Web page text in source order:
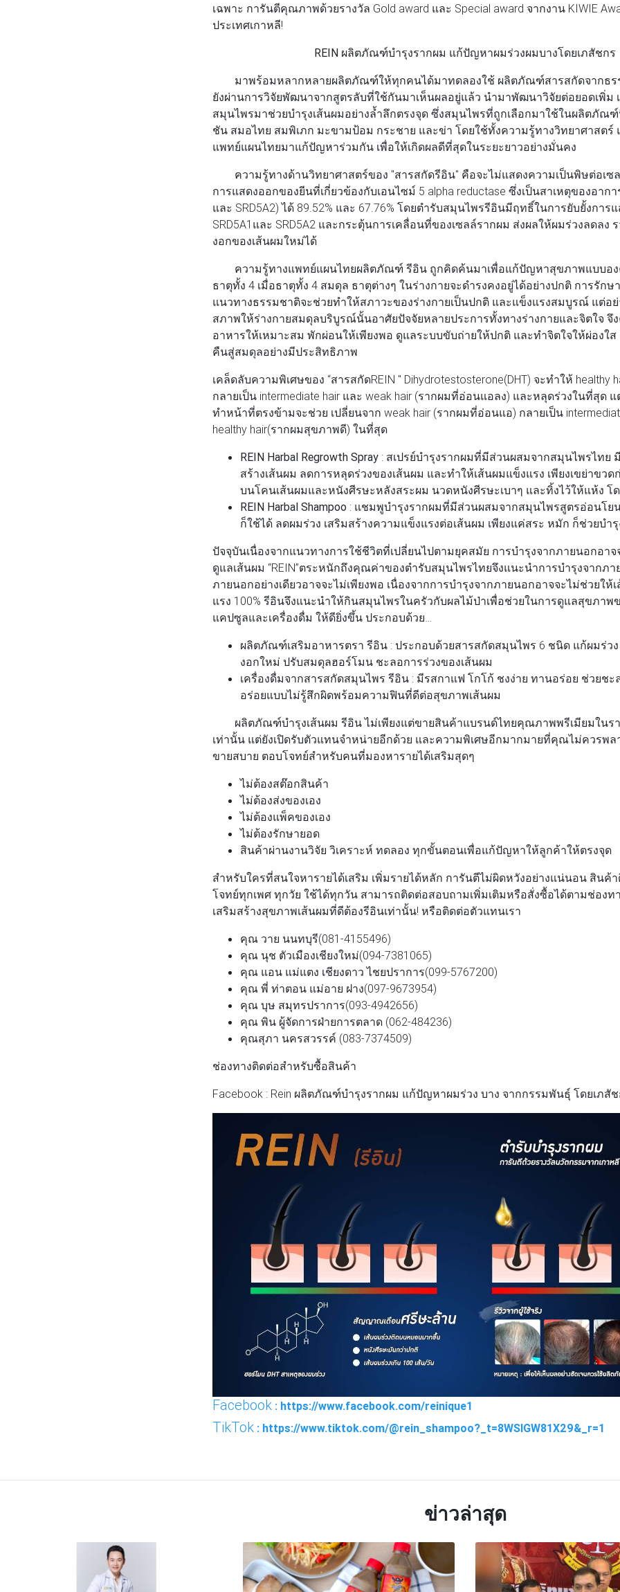
เฉพาะ การันตีคุณภาพด้วยรางวัล Gold award และ Special award จากงาน KIWIE
ประเทศเกาหลี!
REIN ผลิตภัณฑ์บำรุงรากผม แก้ปัญหาผมร่วงผมบางโดยเภสัชกร
มาพร้อมหลากหลายผลิตภัณฑ์ให้ทุกคนได้มาทดลองใช้ ผลิตภัณฑ์สารสกัดจากธรร
ยังผ่านการวิจัยพัฒนาจากสูตรลับที่ใช้กันมาเห็นผลอยู่แล้ว นำมาพัฒนาวิจัยต่อยอดเพิ่ม
สมุนไพรมาช่วยบำรุงเส้นผมอย่างล้ำลึกตรงจุด ซึ่งสมุนไพรที่ถูกเลือกมาใช้ในผลิตภัณ
ชัน สมอไทย สมพิเภก มะขามป้อม กระชาย และข่า โดยใช้ทั้งความรู้ทางวิทยาศาสตร์
แพทย์แผนไทยมาแก้ปัญหาร่วมกัน เพื่อให้เกิดผลดีที่สุดในระยะยาวอย่างมั่นคง
ความรู้ทางด้านวิทยาศาสตร์ของ "สารสกัดรีอิน" คือจะไม่แสดงความเป็นพิษต่อเซ
การแสดงออกของยีนที่เกี่ยวข้องกับเอนไซม์ 5 alpha reductase ซึ่งเป็นสาเหตุของอากา
และ SRD5A2) ได้ 89.52% และ 67.76% โดยตำรับสมุนไพรรีอินมีฤทธิ์ในการยับยั้งการ
SRD5A1และ SRD5A2 และกระตุ้นการเคลื่อนที่ของเซลล์รากผม ส่งผลให้ผมร่วงลดลง
งอกของเส้นผมใหม่ได้
ความรู้ทางแพทย์แผนไทยผลิตภัณฑ์ รีอิน ถูกคิดค้นมาเพื่อแก้ปัญหาสุขภาพแบบอง
ธาตุทั้ง 4 เมื่อธาตุทั้ง 4 สมดุล ธาตุต่างๆ ในร่างกายจะดำรงคงอยู่ได้อย่างปกติ การรัก
แนวทางธรรมชาติจะช่วยทำให้สภาวะของร่างกายเป็นปกติ และแข็งแรงสมบูรณ์ แต่อ
สภาพให้ร่างกายสมดุลบริบูรณ์นั้นอาศัยปัจจัยหลายประการทั้งทางร่างกายและจิตใจ จึ
อาหารให้เหมาะสม พักผ่อนให้เพียงพอ ดูแลระบบขับถ่ายให้ปกติ และทำจิตใจให้ผ่องใส
คืนสู่สมดุลอย่างมีประสิทธิภาพ
เคล็ดลับความพิเศษของ “สารสกัดREIN " Dihydrotestosterone(DHT) จะทำให้ healthy
กลายเป็น intermediate hair และ weak hair (รากผมที่อ่อนแอลง) และหลุดร่วงในที่สุด แ
ทำหน้าที่ตรงข้ามจะช่วย เปลี่ยนจาก weak hair (รากผมที่อ่อนแอ) กลายเป็น
healthy hair(รากผมสุขภาพดี) ในที่สุด
REIN Harbal Regrowth Spray : สเปรย์บำรุงรากผมที่มีส่วนผสมจากสมุนไพรไทย
สร้างเส้นผม ลดการหลุดร่วงของเส้นผม และทำให้เส้นผมแข็งแรง เพียงเขย่าขว
บนโคนเส้นผมและหนังศีรษะหลังสระผม นวดหนังศีรษะเบาๆ และทิ้งไว้ให้แห้ง โ
REIN Harbal Shampoo : แชมพูบำรุงรากผมที่มีส่วนผสมจากสมุนไพรสูตรอ่อนโย
ก็ใช้ได้ ลดผมร่วง เสริมสร้างความแข็งแรงต่อเส้นผม เพียงแค่สระ หมัก ก็ช่วยบำ
ปัจจุบันเนื่องจากแนวทางการใช้ชีวิตที่เปลี่ยนไปตามยุคสมัย การบำรุงจากภายนอกอาจ
ดูแลเส้นผม “REIN”ตระหนักถึงคุณค่าของตำรับสมุนไพรไทยจึงแนะนำการบำรุงจากภา
ภายนอกอย่างเดียวอาจจะไม่เพียงพอ เนื่องจากการบำรุงจากภายนอกอาจจะไม่ช่วยให้
แรง 100% รีอินจึงแนะนำให้กินสมุนไพรในครัวกับผลไม้ป่าเพื่อช่วยในการดูแลสุขภาพ
แคปซูลและเครื่องดื่ม ให้ดียิ่งขึ้น ประกอบด้วย…
ผลิตภัณฑ์เสริมอาหารตรา รีอิน : ประกอบด้วยสารสกัดสมุนไพร 6 ชนิด แก้ผมร่ว
งอกใหม่ ปรับสมดุลฮอร์โมน ชะลอการร่วงของเส้นผม
เครื่องดื่มจากสารสกัดสมุนไพร รีอิน : มีรสกาแฟ โกโก้ ชงง่าย ทานอร่อย ช่วยชะ
อร่อยแบบไม่รู้สึกผิดพร้อมความฟินที่ดีต่อสุขภาพเส้นผม
ผลิตภัณฑ์บำรุงเส้นผม รีอิน ไม่เพียงแต่ขายสินค้าแบรนด์ไทยคุณภาพพรีเมียมในรา
เท่านั้น แต่ยังเปิดรับตัวแทนจำหน่ายอีกด้วย และความพิเศษอีกมากมายที่คุณไม่ควรพล
ขายสบาย ตอบโจทย์สำหรับคนที่มองหารายได้เสริมสุดๆ
ไม่ต้องสต๊อกสินค้า
ไม่ต้องส่งของเอง
ไม่ต้องแพ็คของเอง
ไม่ต้องรักษายอด
สินค้าผ่านงานวิจัย วิเคราะห์ ทดลอง ทุกขั้นตอนเพื่อแก้ปัญหาให้ลูกค้าให้ตรงจุด
สำหรับใครที่สนใจหารายได้เสริม เพิ่มรายได้หลัก การันตีไม่ผิดหวังอย่างแน่นอน สิน
โจทย์ทุกเพศ ทุกวัย ใช้ได้ทุกวัน สามารถติดต่อสอบถามเพิ่มเติมหรือสั่งซื้อได้ตามช่องท
เสริมสร้างสุขภาพเส้นผมที่ดีต้องรีอินเท่านั้น! หรือติดต่อตัวแทนเรา
คุณ วาย นนทบุรี(081-4155496)
คุณ นุช ตัวเมืองเชียงใหม่(094-7381065)
คุณ แอน แม่แตง เชียงดาว ไชยปราการ(099-5767200)
คุณ พี่ ท่าตอน แม่อาย ฝาง(097-9673954)
คุณ บุษ สมุทรปราการ(093-4942656)
คุณ พิน ผู้จัดการฝ่ายการตลาด (062-484236)
คุณสุภา นครสวรรค์ (083-7374509)
ช่องทางติดต่อสำหรับซื้อสินค้า
Facebook : Rein ผลิตภัณฑ์บำรุงรากผม แก้ปัญหาผมร่วง บาง จากกรรมพันธุ์ โดยเภสั
Facebook : https://www.facebook.com/reinique1
TikTok : https://www.tiktok.com/@rein_shampoo?_t=8WSlGW81X29&_r=1
ข่าวล่าสุด